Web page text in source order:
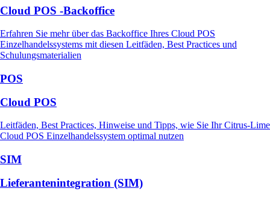
Cloud POS -Backoffice
Erfahren Sie mehr über das Backoffice Ihres Cloud POS
Einzelhandelssystems mit diesen Leitfäden, Best Practices und
Schulungsmaterialien
POS
Cloud POS
Leitfäden, Best Practices, Hinweise und Tipps, wie Sie Ihr Citrus-Lime
Cloud POS Einzelhandelssystem optimal nutzen
SIM
Lieferantenintegration (SIM)